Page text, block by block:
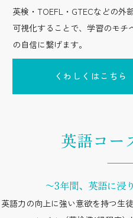
英検・TOEFL・GTECなどの外
可視化することで、学習のモチ
の自信に繋げます。
くわしくはこちら
英語コー
〜3年間、英語に浸
英語力の向上に強い意欲を持つ生